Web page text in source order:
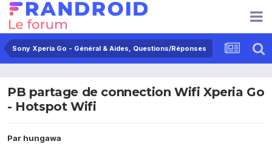
Sony Xperia Go - Général & Aides, Questions/Réponses
PB partage de connection Wifi Xperia Go
- Hotspot Wifi
Par hungawa